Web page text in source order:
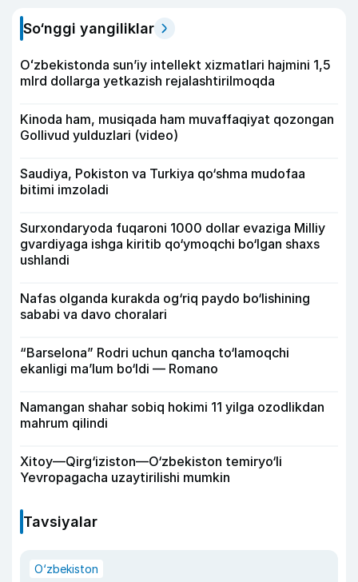
So‘nggi yangiliklar
Oʻzbekistonda sunʼiy intellekt xizmatlari hajmini 1,5
mlrd dollarga yetkazish rejalashtirilmoqda
Kinoda ham, musiqada ham muvaffaqiyat qozongan
Gollivud yulduzlari (video)
Saudiya, Pokiston va Turkiya qo‘shma mudofaa
bitimi imzoladi
Surxondaryoda fuqaroni 1000 dollar evaziga Milliy
gvardiyaga ishga kiritib qo‘ymoqchi bo‘lgan shaxs
ushlandi
Nafas olganda kurakda og‘riq paydo bo‘lishining
sababi va davo choralari
“Barselona” Rodri uchun qancha to‘lamoqchi
ekanligi ma’lum bo‘ldi — Romano
Namangan shahar sobiq hokimi 11 yilga ozodlikdan
mahrum qilindi
Xitoy—Qirg‘iziston—O‘zbekiston temiryo‘li
Yevropagacha uzaytirilishi mumkin
Tavsiyalar
O‘zbekiston